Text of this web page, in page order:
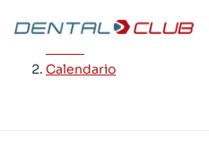
contenuto
Calendario